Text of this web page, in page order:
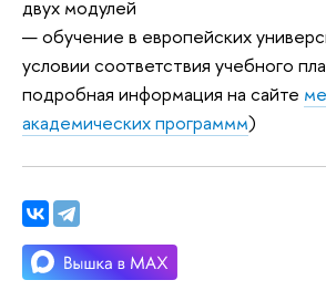
двух модулей
— обучение в европейских
условии соответствия учебного
подробная информация на сайте
академических программм)